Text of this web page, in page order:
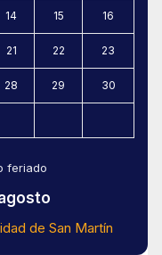
14 15 16
21 22 23
28 29 30
feriado
de San Martín